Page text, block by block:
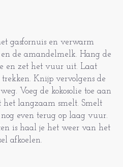
gasfornuis en verwarm
de amandelmelk. Hang de
en zet het vuur uit. Laat
Knijp vervolgens de
Voeg de kokosolie toe aan
langzaam smelt. Smelt
even terug op laag vuur.
is haal je het weer van het
afkoelen.